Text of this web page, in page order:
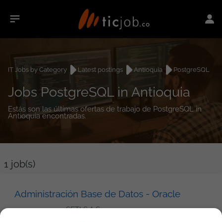
IT Jobs by Category Latest postings Antioquia PostgreSQL
Jobs PostgreSQL in Antioquia
Estás son las últimas ofertas de trabajo de PostgreSQL in
Antioquia encontradas.
1 job(s)
Administración Base de Datos - Oracle
SETI S.A.S.